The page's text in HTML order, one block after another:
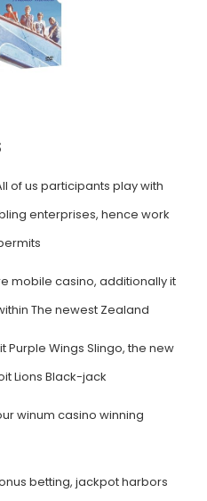
of us participants play with
enterprises, hence work
mobile casino, additionally it
The newest Zealand
Purple Wings Slingo, the new
Lions Black-jack
winum casino winning
betting, jackpot harbors